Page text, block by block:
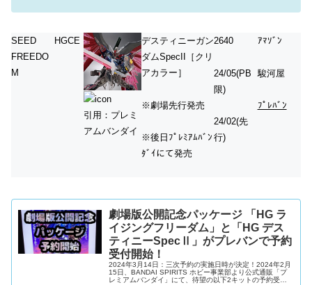
SEED
FREEDO
M
HGCE
引用：プレミ
アムバンダイ
デスティニーガン
ダムSpecII［クリ
アカラー］
※劇場先行発売
※後日ﾌﾟﾚﾐｱﾑﾊﾞﾝ
ﾀﾞｲにて発売
2640
24/05(PB
限)
24/02(先
行)
ｱﾏｿﾞﾝ
駿河屋
ﾌﾟﾚﾊﾞﾝ
劇場版公開記念パッケージ 「HG ラ
イジングフリーダム」と「HG デス
ティニーSpecⅡ」がプレバンで予約
受付開始！
2024年3月14日：三次予約の実施日時が決定！2024年2月
15日、BANDAI SPIRITS ホビー事業部より公式通販「プ
レミアムバンダイ」にて、待望の以下2キットの予約受付